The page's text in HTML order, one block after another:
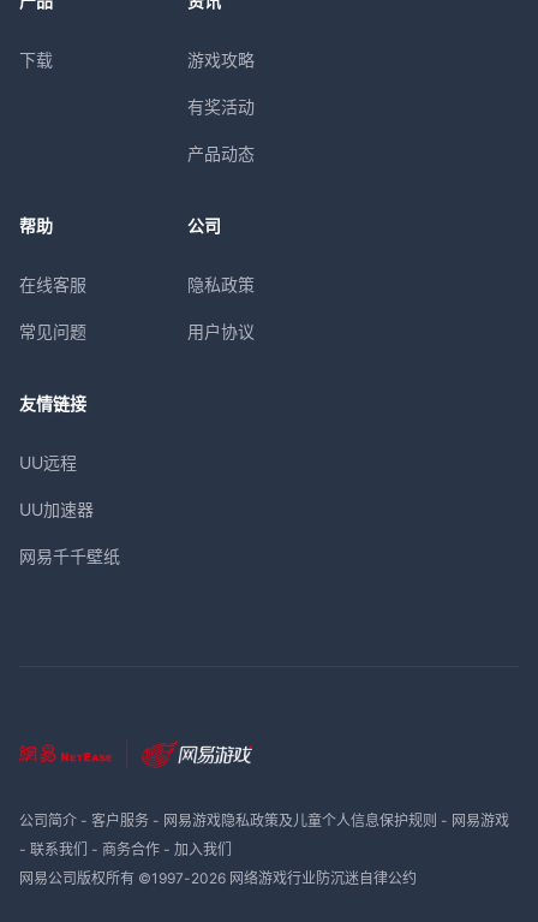
下载 游戏攻略
有奖活动
产品动态
帮助
在线客服
常见问题
公司
隐私政策
用户协议
友情链接
UU远程
UU加速器
网易千千壁纸
公司简介- 客户服务- 网易游戏隐私政策及儿童个人信息保护规则 - 网易游戏
- 联系我们 - 商务合作- 加入我们
网易公司版权所有 ©1997-2026 网络游戏行业防沉迷自律公约